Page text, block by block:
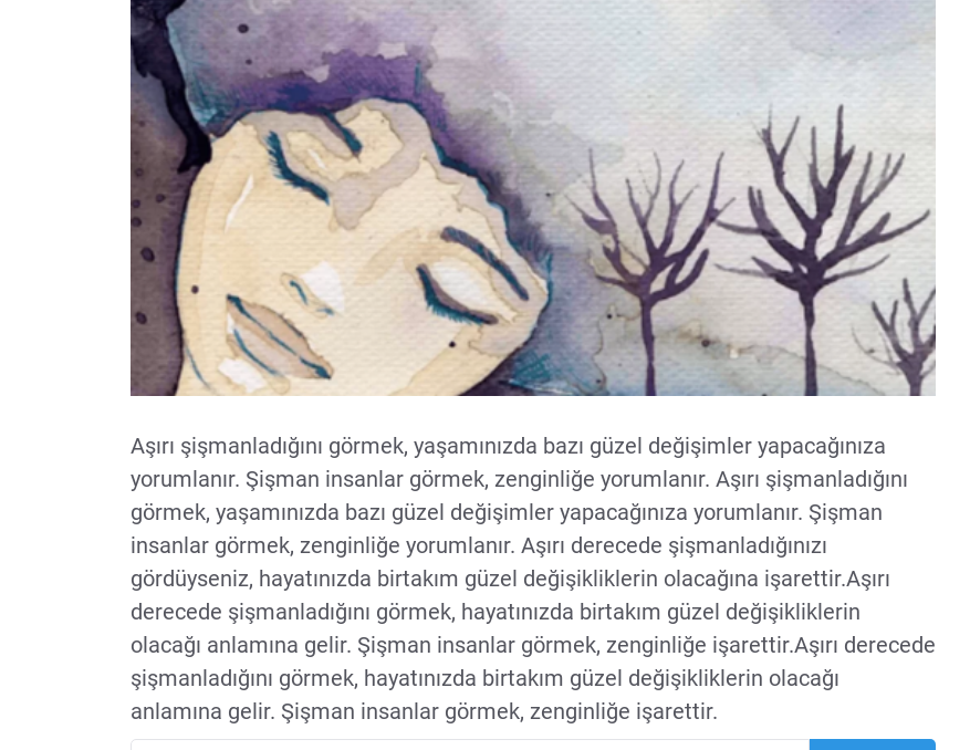
Aşırı şişmanladığını görmek, yaşamınızda bazı güzel değişimler yapacağınıza
yorumlanır. Şişman insanlar görmek, zenginliğe yorumlanır. Aşırı şişmanladığını
görmek, yaşamınızda bazı güzel değişimler yapacağınıza yorumlanır. Şişman
insanlar görmek, zenginliğe yorumlanır. Aşırı derecede şişmanladığınızı
gördüyseniz, hayatınızda birtakım güzel değişikliklerin olacağına işarettir.Aşırı
derecede şişmanladığını görmek, hayatınızda birtakım güzel değişikliklerin
olacağı anlamına gelir. Şişman insanlar görmek, zenginliğe işarettir.Aşırı derecede
şişmanladığını görmek, hayatınızda birtakım güzel değişikliklerin olacağı
anlamına gelir. Şişman insanlar görmek, zenginliğe işarettir.